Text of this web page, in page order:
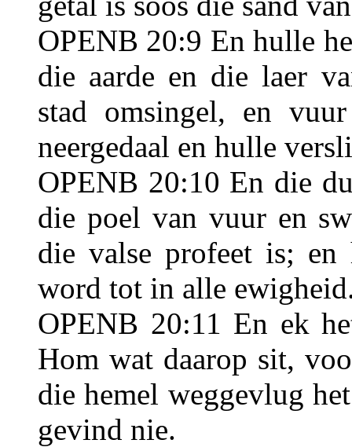
OPENB 20:9 En hulle
die aarde en die laer
stad omsingel, en
neergedaal en hulle
OPENB 20:10 En die
die poel van vuur en
die valse profeet is;
word tot in alle
OPENB 20:11 En ek
Hom wat daarop sit,
die hemel weggevlug
gevind nie.